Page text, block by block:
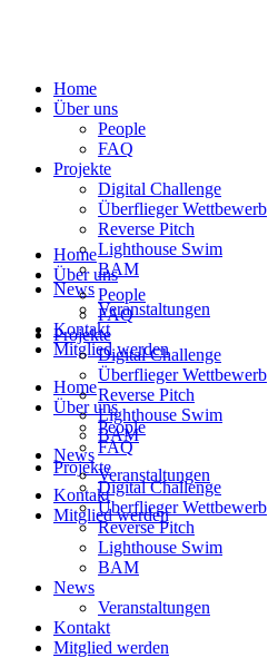
Home
Über uns
People
FAQ
Projekte
Digital Challenge
Überflieger Wettbewerb
Reverse Pitch
Lighthouse Swim
BAM
News
Veranstaltungen
Kontakt
Mitglied werden
Home
Über uns
People
FAQ
Projekte
Digital Challenge
Überflieger Wettbewerb
Reverse Pitch
Lighthouse Swim
BAM
News
Veranstaltungen
Kontakt
Mitglied werden
Home
Über uns
People
FAQ
Projekte
Digital Challenge
Überflieger Wettbewerb
Reverse Pitch
Lighthouse Swim
BAM
News
Veranstaltungen
Kontakt
Mitglied werden